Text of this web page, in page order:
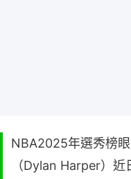
NBA2025年選秀榜
（Dylan Harper）